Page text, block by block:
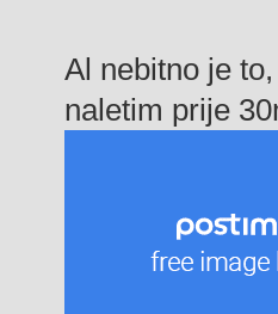
Al nebitno je
naletim prije